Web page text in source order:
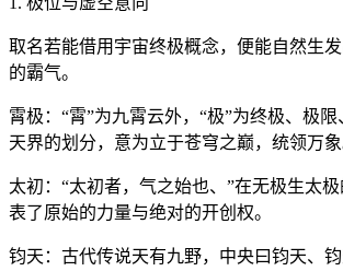
取名若能借用宇宙终极概念，便能自然生
的霸气。
霄极：“霄”为九霄云外，“极”为终极、极
天界的划分，意为立于苍穹之巅，统领万象
太初：“太初者，气之始也、”在无极生太
表了原始的力量与绝对的开创权。
钧天：古代传说天有九野，中央曰钧天、钧